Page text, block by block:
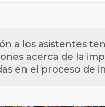
a los asistentes
acerca de la
en el proceso de